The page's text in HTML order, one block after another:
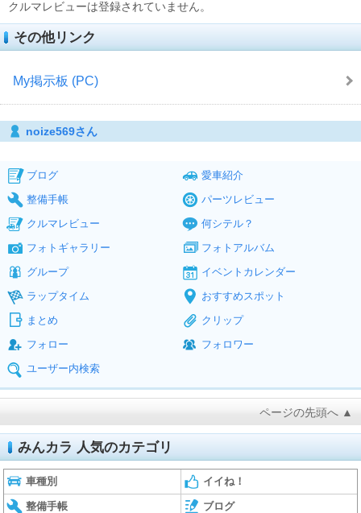
クルマレビューは登録されていません。
その他リンク
My掲示板 (PC)
noize569さん
ブログ
愛車紹介
整備手帳
パーツレビュー
クルマレビュー
何シテル？
フォトギャラリー
フォトアルバム
グループ
イベントカレンダー
ラップタイム
おすすめスポット
まとめ
クリップ
フォロー
フォロワー
ユーザー内検索
ページの先頭へ ▲
みんカラ 人気のカテゴリ
車種別 イイね！
整備手帳 ブログ